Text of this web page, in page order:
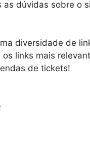
dúvidas sobre o
diversidade de
links mais
de tickets!